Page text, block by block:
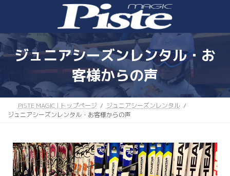
ジュニアシーズンレンタル・お
客様からの声
PISTE MAGIC | トップページ
ジュニアシーズンレンタル
ジュニアシーズンレンタル・お客様からの声